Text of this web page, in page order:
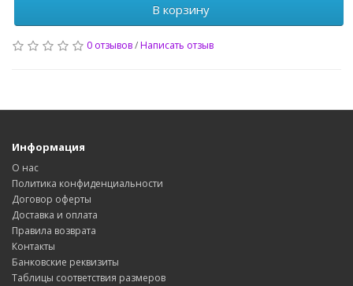
В корзину
0 отзывов/Написать отзыв
Информация
О нас
Политика конфиденциальности
Договор оферты
Доставка и оплата
Правила возврата
Контакты
Банковские реквизиты
Таблицы соответствия размеров